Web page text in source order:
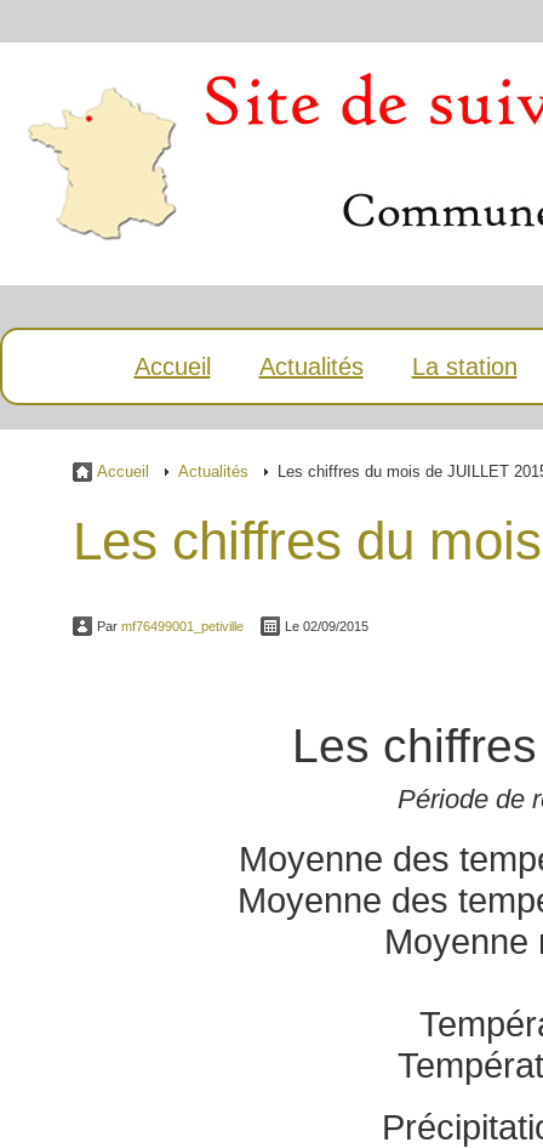
Accueil Actualités La station
Accueil Actualités Les chiffres du mois de JUILLET
Les chiffres du
Par mf76499001_petiville Le 02/09/2015
Les
Période de
Moyenne des
Moyenne des